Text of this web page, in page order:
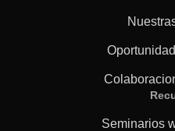
Seminarios